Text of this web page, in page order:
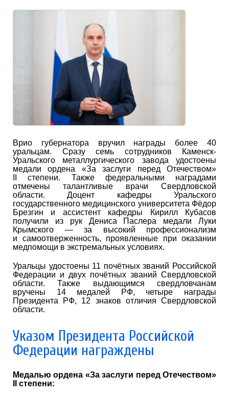
Врио губернатора вручил награды более 40
уральцам. Сразу семь сотрудников Каменск-
Уральского металлургического завода удостоены
медали ордена «За заслуги перед Отечеством»
II степени. Также федеральными наградами
отмечены талантливые врачи Свердловской
области. Доцент кафедры Уральского
государственного медицинского университета Фёдор
Брезгин и ассистент кафедры Кирилл Кубасов
получили из рук Дениса Паслера медали Луки
Крымского — за высокий профессионализм
и самоотверженность, проявленные при оказании
медпомощи в экстремальных условиях.
Уральцы удостоены 11 почётных званий Российской
Федерации и двух почётных званий Свердловской
области. Также выдающимся свердловчанам
вручены 14 медалей РФ, четыре награды
Президента РФ, 12 знаков отличия Свердловской
области.
Указом Президента Российской
Федерации награждены
Медалью ордена «За заслуги перед Отечеством»
II степени: